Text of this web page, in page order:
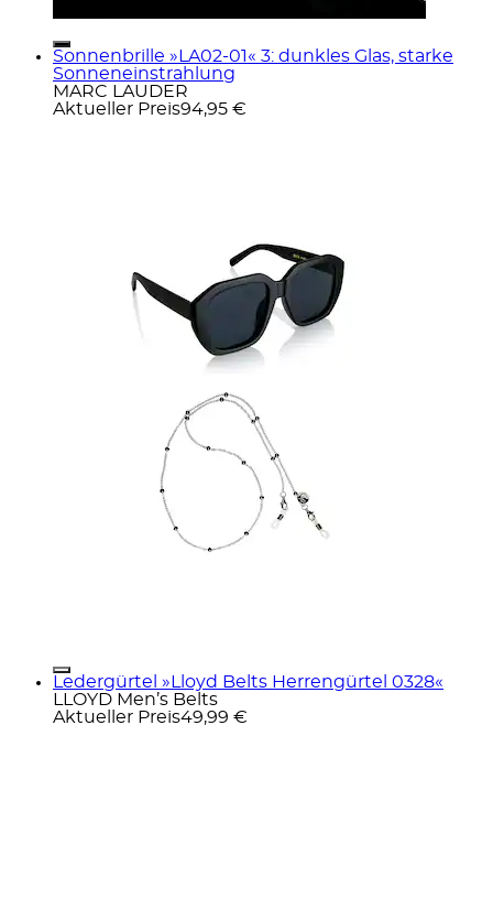
Sonnenbrille »LA02-01« 3: dunkles Glas, starke
Sonneneinstrahlung
MARC LAUDER
Aktueller Preis94,95 €
Ledergürtel »Lloyd Belts Herrengürtel 0328«
LLOYD Men’s Belts
Aktueller Preis49,99 €